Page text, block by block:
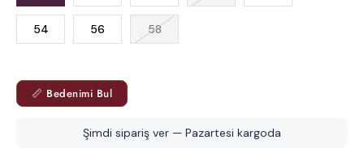
54 56 58
📏 Bedenimi Bul
Şimdi sipariş ver — Pazartesi kargoda